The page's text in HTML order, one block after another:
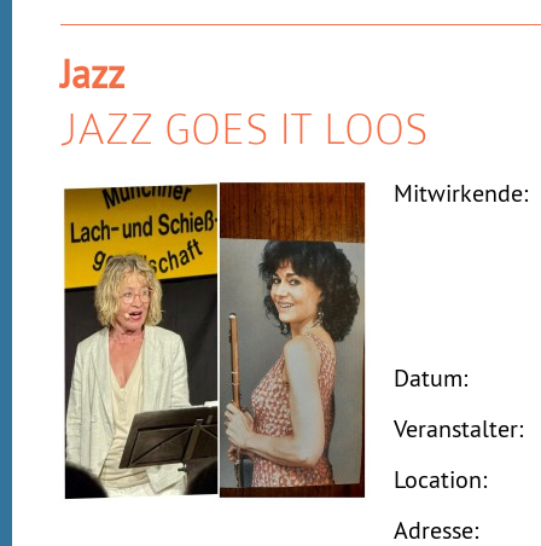
Jazz
JAZZ GOES IT LOOS
Mitwirkende:
Datum:
Veranstalter:
Location:
Adresse: